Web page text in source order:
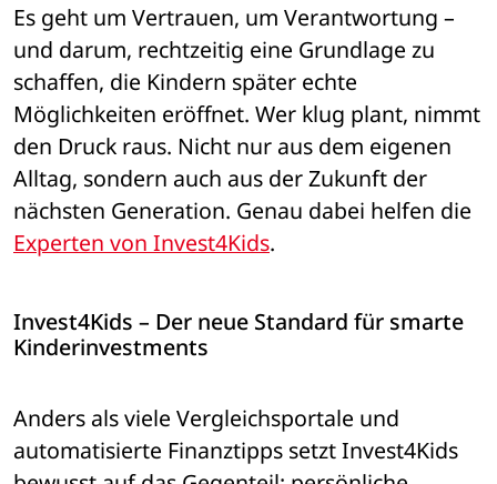
Es geht um Vertrauen, um Verantwortung –
und darum, rechtzeitig eine Grundlage zu
schaffen, die Kindern später echte
Möglichkeiten eröffnet. Wer klug plant, nimmt
den Druck raus. Nicht nur aus dem eigenen
Alltag, sondern auch aus der Zukunft der
Experten von Invest4Kids.
Invest4Kids – Der neue Standard für smarte
Kinderinvestments
Anders als viele Vergleichsportale und
automatisierte Finanztipps setzt Invest4Kids